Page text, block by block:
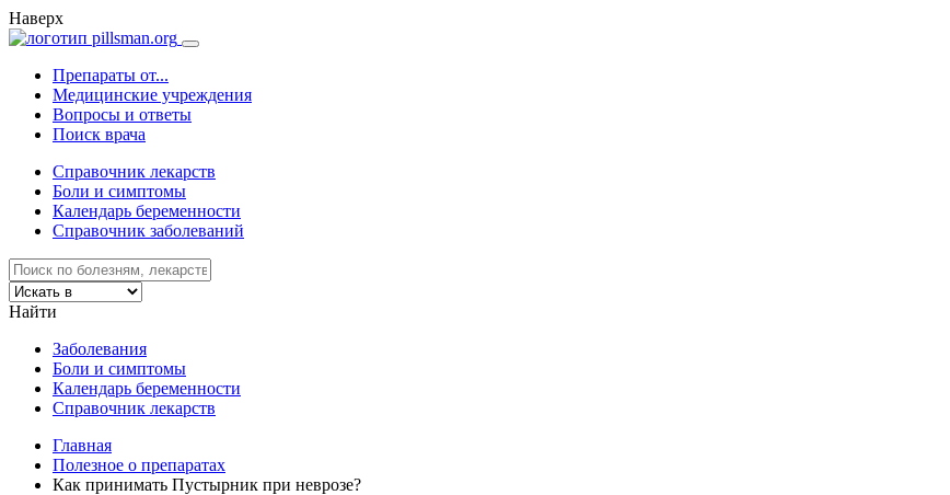
Наверх
Препараты от...
Медицинские учреждения
Вопросы и ответы
Поиск врача
Справочник лекарств
Боли и симптомы
Календарь беременности
Справочник заболеваний
Найти
Заболевания
Боли и симптомы
Календарь беременности
Справочник лекарств
Главная
Полезное о препаратах
Как принимать Пустырник при неврозе?